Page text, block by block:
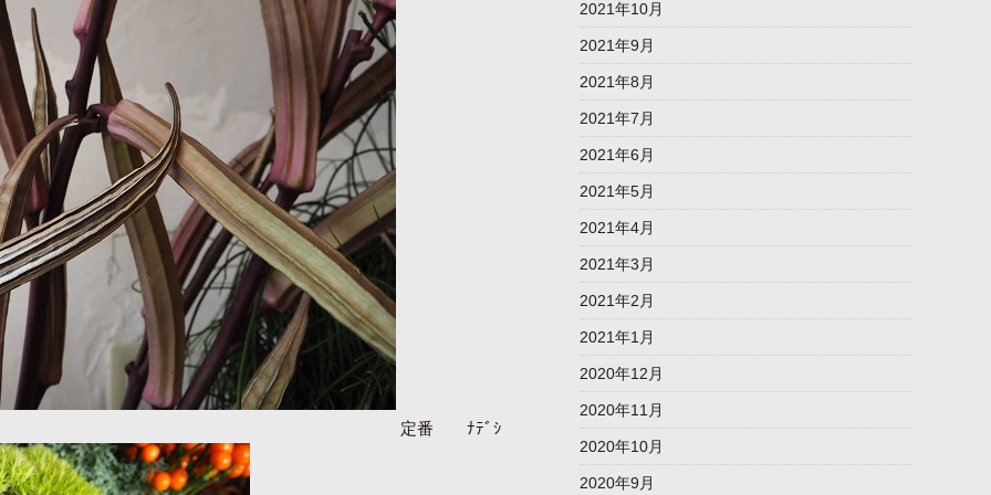
定番 ﾅﾃﾞｼ
2021年10月
2021年9月
2021年8月
2021年7月
2021年6月
2021年5月
2021年4月
2021年3月
2021年2月
2021年1月
2020年12月
2020年11月
2020年10月
2020年9月